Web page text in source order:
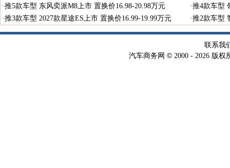
·推5款车型 东风奕派M8上市 置换价16.98-20.98万元 ·推4款车型
·推3款车型 2027款星途ES上市 置换价16.99-19.99万元 ·推2款车型
联系我
汽车商务网 © 2000 - 2026 版权